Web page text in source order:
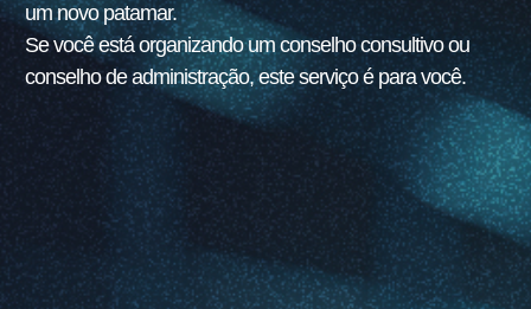
um novo patamar.
Se você está organizando um conselho consultivo ou
conselho de administração, este serviço é para você.